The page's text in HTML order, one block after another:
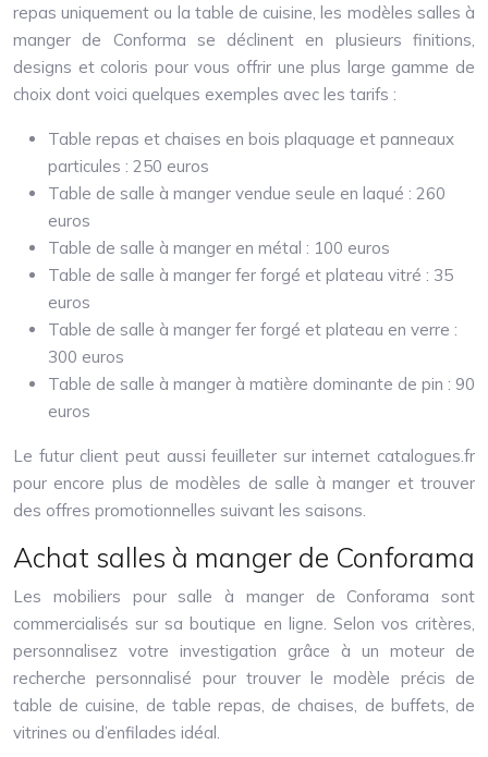
repas uniquement ou la table de cuisine, les modèles salles à
manger de Conforma se déclinent en plusieurs finitions,
designs et coloris pour vous offrir une plus large gamme de
choix dont voici quelques exemples avec les tarifs :
Table repas et chaises en bois plaquage et panneaux
particules : 250 euros
Table de salle à manger vendue seule en laqué : 260
euros
Table de salle à manger en métal : 100 euros
Table de salle à manger fer forgé et plateau vitré : 35
euros
Table de salle à manger fer forgé et plateau en verre :
300 euros
Table de salle à manger à matière dominante de pin : 90
euros
Le futur client peut aussi feuilleter sur internet catalogues.fr
pour encore plus de modèles de salle à manger et trouver
des offres promotionnelles suivant les saisons.
Achat salles à manger de Conforama
Les mobiliers pour salle à manger de Conforama sont
commercialisés sur sa boutique en ligne. Selon vos critères,
personnalisez votre investigation grâce à un moteur de
recherche personnalisé pour trouver le modèle précis de
table de cuisine, de table repas, de chaises, de buffets, de
vitrines ou d’enfilades idéal.